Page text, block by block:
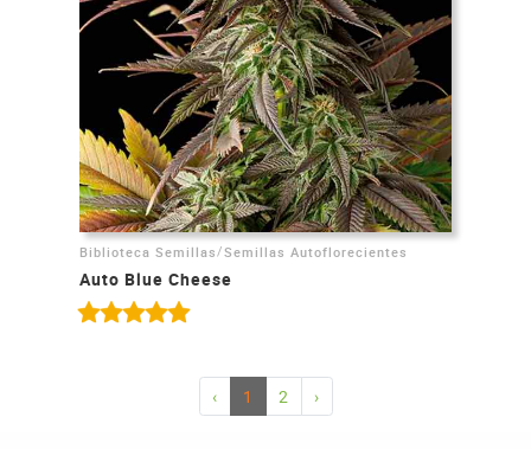
Biblioteca Semillas/Semillas Autoflorecientes
Auto Blue Cheese
‹ 1 2 ›